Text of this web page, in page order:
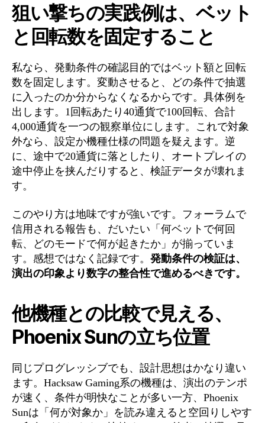
狙い撃ちの実践例は、ベット
と回転数を固定すること
私なら、発動条件の確認目的ではベット額と回転
数を固定します。変動させると、どの条件で抽選
に入ったのか分からなくなるからです。具体例を
出します。1回転あたり40通貨で100回転、合計
4,000通貨を一つの観察単位にします。これで対象
外なら、設定か機種仕様の問題を疑えます。逆
に、途中で20通貨に落としたり、オートプレイの
途中停止を挟んだりすると、検証データが壊れま
す。
このやり方は地味ですが強いです。フォーラムで
信用される報告も、だいたい「何ベットで何回
転、どのモードで何が起きたか」が揃っていま
す。感想ではなく記録です。 発動条件の検証は、
演出の印象より数字の整合性で進めるべきです。
他機種との比較で見える、
Phoenix Sunの立ち位置
同じプログレッシブでも、設計思想はかなり違い
ます。Hacksaw Gaming系の機種は、演出のテンポ
が速く、条件が明快なことが多い一方、Phoenix
Sunは「何が対象か」を読み違えると空回りしやす